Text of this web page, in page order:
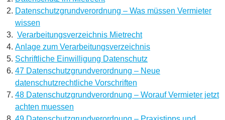
Datenschutzgrundverordnung – Was müssen Vermieter
wissen
Verarbeitungsverzeichnis Mietrecht
Anlage zum Verarbeitungsverzeichnis
Schriftliche Einwilligung Datenschutz
47 Datenschutzgrundverordnung – Neue
datenschutzrechtliche Vorschriften
48 Datenschutzgrundverordnung – Worauf Vermieter jetzt
achten muessen